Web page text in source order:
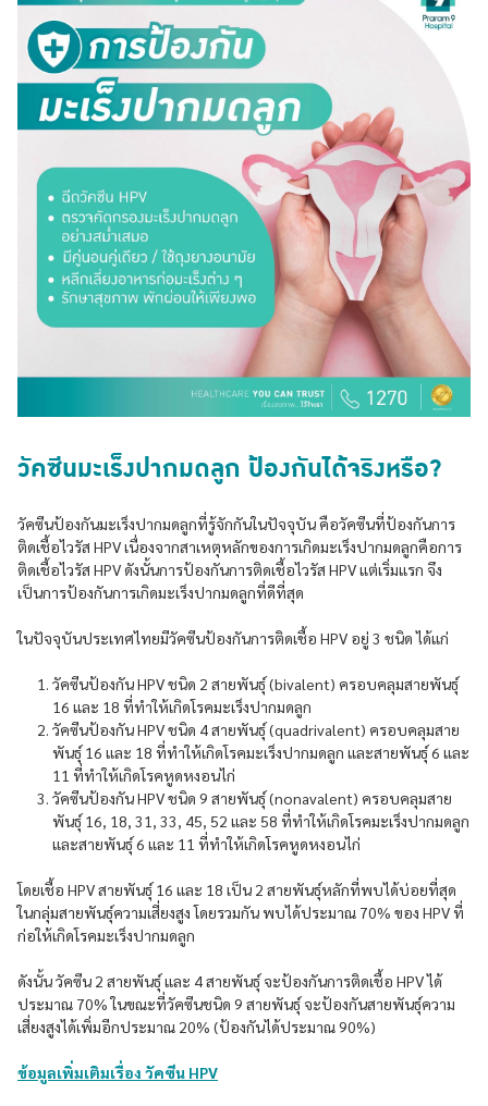
วัคซีนมะเร็งปากมดลูก ป้องกันได้จริงหรือ?
วัคซีนป้องกันมะเร็งปากมดลูกที่รู้จักกันในปัจจุบัน คือวัคซีนที่ป้องกันการ
ติดเชื้อไวรัส HPV เนื่องจากสาเหตุหลักของการเกิดมะเร็งปากมดลูกคือการ
ติดเชื้อไวรัส HPV ดังนั้นการป้องกันการติดเชื้อไวรัส HPV แต่เริ่มแรก จึง
เป็นการป้องกันการเกิดมะเร็งปากมดลูกที่ดีที่สุด
ในปัจจุบันประเทศไทยมีวัคซีนป้องกันการติดเชื้อ HPV อยู่ 3 ชนิด ได้แก่
วัคซีนป้องกัน HPV ชนิด 2 สายพันธุ์ (bivalent) ครอบคลุมสายพันธุ์
16 และ 18 ที่ทำให้เกิดโรคมะเร็งปากมดลูก
วัคซีนป้องกัน HPV ชนิด 4 สายพันธุ์ (quadrivalent) ครอบคลุมสาย
พันธุ์ 16 และ 18 ที่ทำให้เกิดโรคมะเร็งปากมดลูก และสายพันธุ์ 6 และ
11 ที่ทำให้เกิดโรคหูดหงอนไก่
วัคซีนป้องกัน HPV ชนิด 9 สายพันธุ์ (nonavalent) ครอบคลุมสาย
พันธุ์ 16, 18, 31, 33, 45, 52 และ 58 ที่ทำให้เกิดโรคมะเร็งปากมดลูก
และสายพันธุ์ 6 และ 11 ที่ทำให้เกิดโรคหูดหงอนไก่
โดยเชื้อ HPV สายพันธุ์ 16 และ 18 เป็น 2 สายพันธุ์หลักที่พบได้บ่อยที่สุด
ในกลุ่มสายพันธุ์ความเสี่ยงสูง โดยรวมกัน พบได้ประมาณ 70% ของ HPV ที่
ก่อให้เกิดโรคมะเร็งปากมดลูก
ดังนั้น วัคซีน 2 สายพันธุ์ และ 4 สายพันธุ์ จะป้องกันการติดเชื้อ HPV ได้
ประมาณ 70% ในขณะที่วัคซีนชนิด 9 สายพันธุ์ จะป้องกันสายพันธุ์ความ
เสี่ยงสูงได้เพิ่มอีกประมาณ 20% (ป้องกันได้ประมาณ 90%)
ข้อมูลเพิ่มเติมเรื่อง วัคซีน HPV